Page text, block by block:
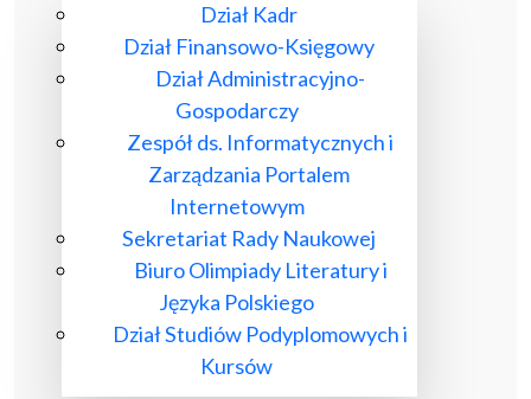
Dział Kadr
Dział Finansowo-Księgowy
Dział Administracyjno-
Gospodarczy
Zespół ds. Informatycznych i
Zarządzania Portalem
Internetowym
Sekretariat Rady Naukowej
Biuro Olimpiady Literatury i
Języka Polskiego
Dział Studiów Podyplomowych i
Kursów